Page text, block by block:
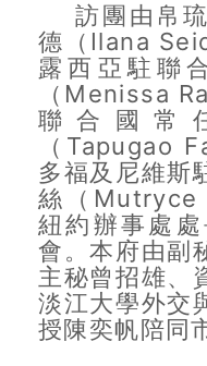
訪團由帛琉
德（Ilana
露西亞駐聯
（Menissa
聯合國常
（Tapugao
多福及尼維斯
絲（Mutryce
紐約辦事處
會。本府由副
主秘曾招雄、
淡江大學外交
授陳奕帆陪同